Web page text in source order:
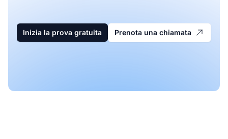
Inizia la prova gratuita Prenota una chiamata